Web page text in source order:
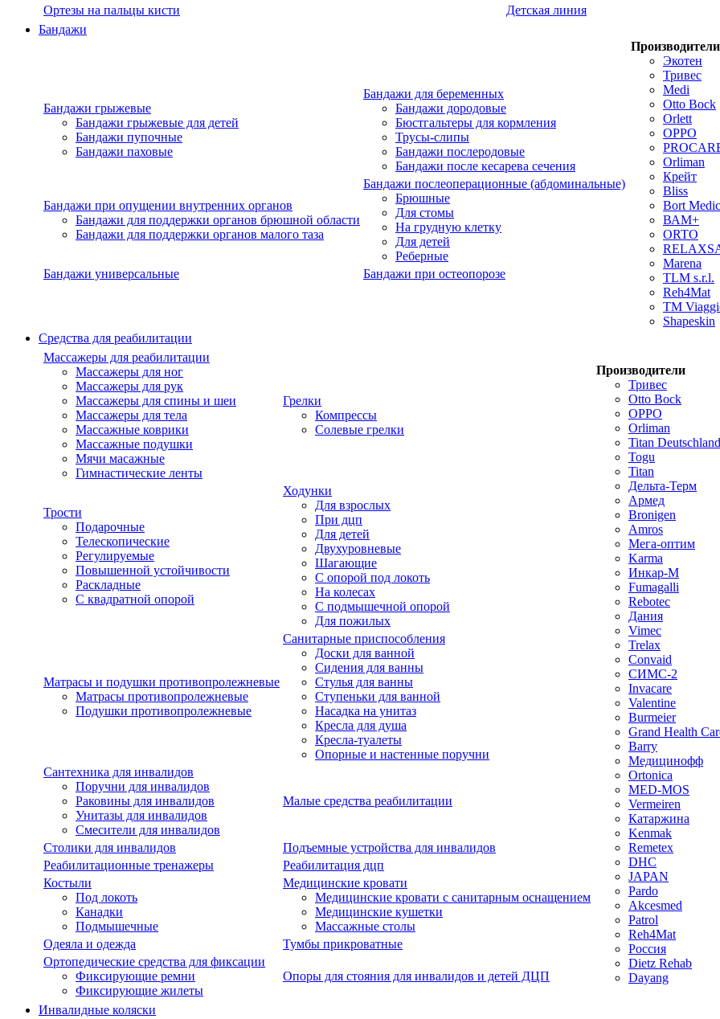
Ортезы на пальцы кисти
Детская линия
Бандажи
Бандажи грыжевые
Бандажи грыжевые для детей
Бандажи пупочные
Бандажи паховые
Бандажи для беременных
Бандажи дородовые
Бюстгальтеры для кормления
Трусы-слипы
Бандажи послеродовые
Бандажи после кесарева сечения
Бандажи при опущении внутренних органов
Бандажи для поддержки органов брюшной области
Бандажи для поддержки органов малого таза
Бандажи послеоперационные (абдоминальные)
Брюшные
Для стомы
На грудную клетку
Для детей
Реберные
Бандажи универсальные
Бандажи при остеопорозе
Производители
Экотен
Тривес
Medi
Otto Bock
Orlett
OPPO
Orliman
Крейт
Bliss
Bort
ВАМ+
ORTO
Marena
TLM s.r.l.
Reh4Mat
TM
Shapeskin
Средства для реабилитации
Массажеры для реабилитации
Массажеры для ног
Массажеры для рук
Массажеры для спины и шеи
Массажеры для тела
Массажные коврики
Массажные подушки
Мячи масажные
Гимнастические ленты
Грелки
Компрессы
Солевые грелки
Трости
Подарочные
Телескопические
Регулируемые
Повышенной устойчивости
Раскладные
С квадратной опорой
Ходунки
Для взрослых
При дцп
Для детей
Двухуровневые
Шагающие
С опорой под локоть
На колесах
С подмышечной опорой
Для пожилых
Матрасы и подушки противопролежневые
Матрасы противопролежневые
Подушки противопролежневые
Санитарные приспособления
Доски для ванной
Сидения для ванны
Стулья для ванны
Ступеньки для ванной
Насадка на унитаз
Кресла для душа
Кресла-туалеты
Опорные и настенные поручни
Сантехника для инвалидов
Поручни для инвалидов
Раковины для инвалидов
Унитазы для инвалидов
Смесители для инвалидов
Малые средства реабилитации
Столики для инвалидов
Подъемные устройства для инвалидов
Реабилитационные тренажеры
Реабилитация дцп
Костыли
Под локоть
Канадки
Подмышечные
Медицинские кровати
Медицинские кровати с санитарным оснащением
Медицинские кушетки
Массажные столы
Одеяла и одежда
Тумбы прикроватные
Ортопедические средства для фиксации
Фиксирующие ремни
Фиксирующие жилеты
Опоры для стояния для инвалидов и детей ДЦП
Производители
Тривес
Otto Bock
OPPO
Orliman
Titan
Togu
Titan
Дельта-Терм
Армед
Bronigen
Amros
Мега-оптим
Karma
Инкар-М
Fumagalli
Rebotec
Дания
Vimec
Trelax
Convaid
СИМС-2
Invacare
Valentine
Burmeier
Grand Health
Barry
Медицинофф
Ortonica
MED-MOS
Vermeiren
Катаржина
Kenmak
Remetex
DHC
JAPAN
Pardo
Akcesmed
Patrol
Reh4Mat
Россия
Dietz Rehab
Dayang
Инвалидные коляски